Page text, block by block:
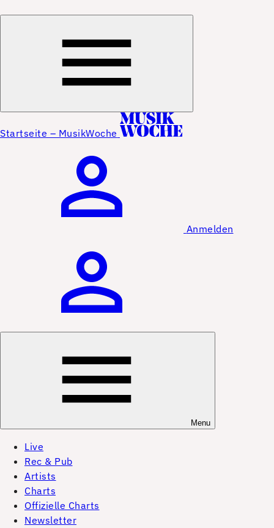
Startseite – MusikWoche
Anmelden
Menu
Live
Rec & Pub
Artists
Charts
Offizielle Charts
Newsletter